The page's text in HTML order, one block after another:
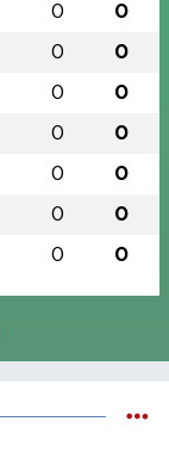
0 0
0 0
0 0
0 0
0 0
0 0
0 0